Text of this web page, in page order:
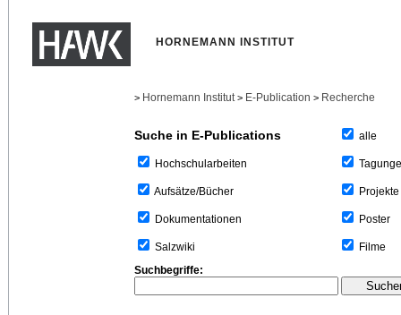
HORNEMANN INSTITUT
> Hornemann Institut > E-Publication > Recherche
Suche in E-Publications
Hochschularbeiten
Aufsätze/Bücher
Dokumentationen
Salzwiki
alle
Projekte
Poster
Filme
Suchbegriffe: